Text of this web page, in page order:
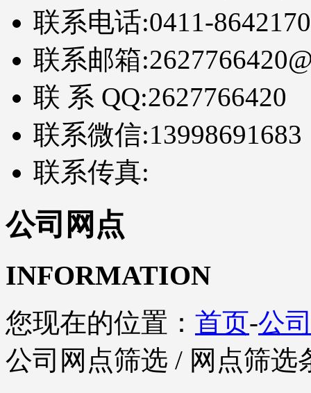
联系电话:0411-
联系邮箱:
联 系 QQ:2627766420
联系微信:13998691683
联系传真:
公司网点
INFORMATION
您现在的位置： 首页-公
公司网点筛选 / 网点筛选